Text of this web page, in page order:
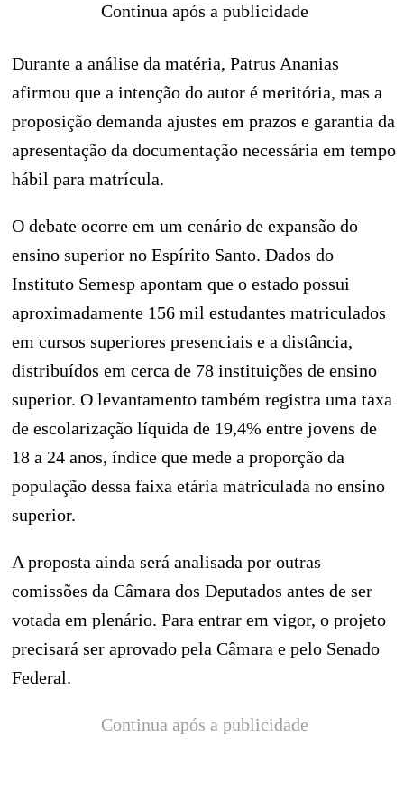
Continua após a publicidade
Durante a análise da matéria, Patrus Ananias
afirmou que a intenção do autor é meritória, mas a
proposição demanda ajustes em prazos e garantia da
apresentação da documentação necessária em tempo
hábil para matrícula.
O debate ocorre em um cenário de expansão do
ensino superior no Espírito Santo. Dados do
Instituto Semesp apontam que o estado possui
aproximadamente 156 mil estudantes matriculados
em cursos superiores presenciais e a distância,
distribuídos em cerca de 78 instituições de ensino
superior. O levantamento também registra uma taxa
de escolarização líquida de 19,4% entre jovens de
18 a 24 anos, índice que mede a proporção da
população dessa faixa etária matriculada no ensino
superior.
A proposta ainda será analisada por outras
comissões da Câmara dos Deputados antes de ser
votada em plenário. Para entrar em vigor, o projeto
precisará ser aprovado pela Câmara e pelo Senado
Federal.
Continua após a publicidade